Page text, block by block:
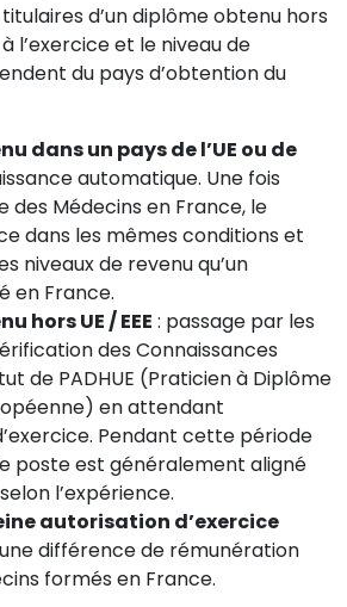
d’un diplôme obtenu hors
l’exercice et le niveau de
du pays d’obtention du
dans un pays de l’UE ou de
automatique. Une fois
des Médecins en France, le
dans les mêmes conditions et
niveaux de revenu qu’un
en France.
hors UE / EEE : passage par les
des Connaissances
de PADHUE (Praticien à Diplôme
en attendant
Pendant cette période
poste est généralement aligné
l’expérience.
autorisation d’exercice
différence de rémunération
formés en France.